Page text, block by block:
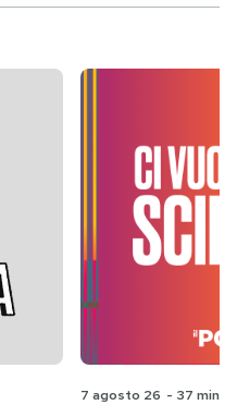
7 agosto 26 - 37 min